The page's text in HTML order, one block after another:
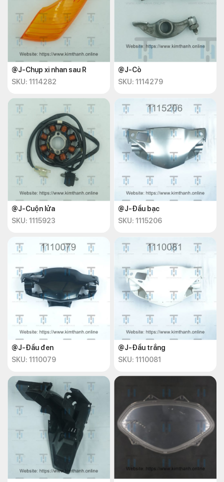
@J-Chụp xi nhan sau R
SKU: 1114282
@J-Cò
SKU: 1114279
@J-Cuộn lửa
SKU: 1115923
@J-Đầu bạc
SKU: 1115206
@J-Đầu đen
SKU: 1110079
@J-Đầu trắng
SKU: 1110081